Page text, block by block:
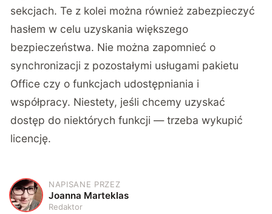
sekcjach. Te z kolei można również zabezpieczyć
hasłem w celu uzyskania większego
bezpieczeństwa. Nie można zapomnieć o
synchronizacji z pozostałymi usługami pakietu
Office czy o funkcjach udostępniania i
współpracy. Niestety, jeśli chcemy uzyskać
dostęp do niektórych funkcji — trzeba wykupić
licencję.
J
NAPISANE PRZEZ
Joanna Marteklas
Redaktor